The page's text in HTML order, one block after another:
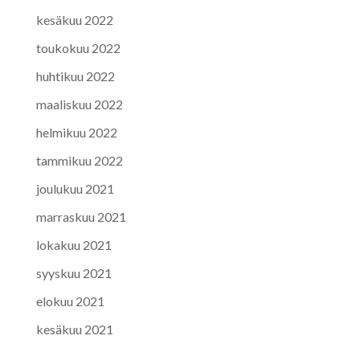
kesäkuu 2022
toukokuu 2022
huhtikuu 2022
maaliskuu 2022
helmikuu 2022
tammikuu 2022
joulukuu 2021
marraskuu 2021
lokakuu 2021
syyskuu 2021
elokuu 2021
kesäkuu 2021